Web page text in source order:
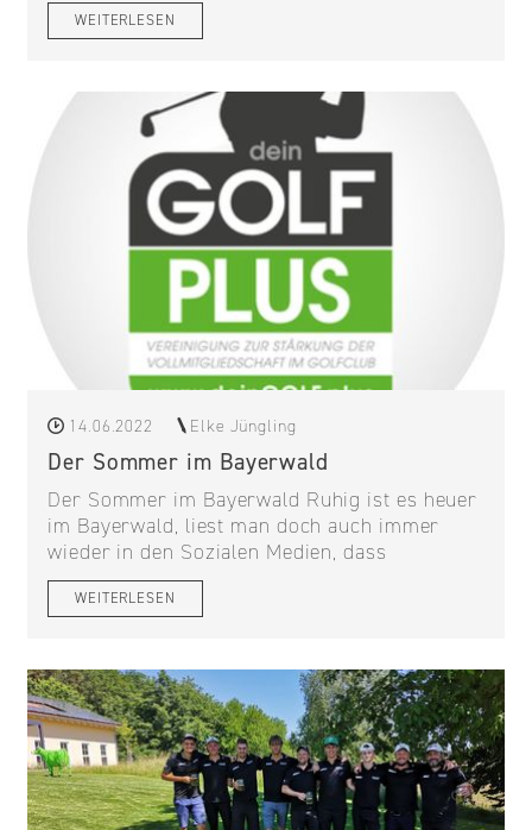
WEITERLESEN
14.06.2022 Elke Jüngling
Der Sommer im Bayerwald
Der Sommer im Bayerwald Ruhig ist es heuer
im Bayerwald, liest man doch auch immer
wieder in den Sozialen Medien, dass
WEITERLESEN